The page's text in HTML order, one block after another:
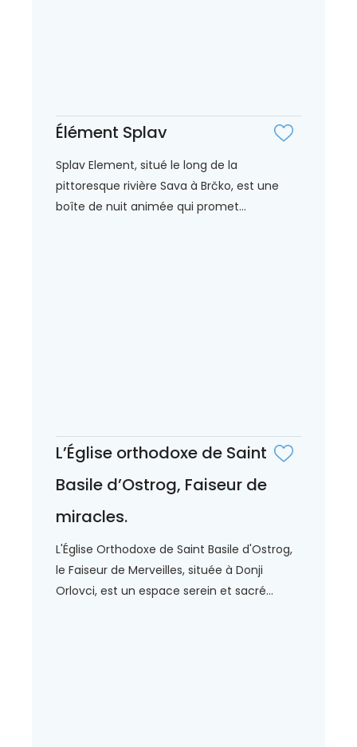
Élément Splav
Splav Element, situé le long de la
pittoresque rivière Sava à Brčko, est une
boîte de nuit animée qui promet...
L’Église orthodoxe de Saint
Basile d’Ostrog, Faiseur de
miracles.
L'Église Orthodoxe de Saint Basile d'Ostrog,
le Faiseur de Merveilles, située à Donji
Orlovci, est un espace serein et sacré...